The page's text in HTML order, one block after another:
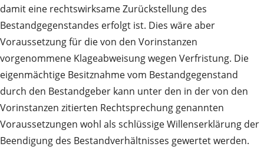
damit eine rechtswirksame Zurückstellung des
Bestandgegenstandes erfolgt ist. Dies wäre aber
Voraussetzung für die von den Vorinstanzen
vorgenommene Klageabweisung wegen Verfristung. Die
eigenmächtige Besitznahme vom Bestandgegenstand
durch den Bestandgeber kann unter den in der von den
Vorinstanzen zitierten Rechtsprechung genannten
Voraussetzungen wohl als schlüssige Willenserklärung der
Beendigung des Bestandverhältnisses gewertet werden.